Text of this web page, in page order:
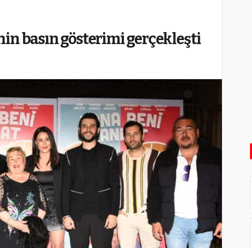
basın gösterimi gerçekleşti